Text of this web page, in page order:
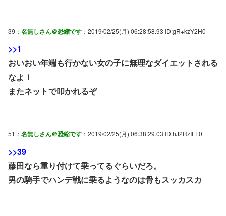
39： 名無しさん＠恐縮です ：2019/02/25(月) 06:28:58.93 ID:gR+kzY2H0
>>1
おいおい年端も行かない女の子に無理なダイエットされる
なよ！
またネットで叩かれるぞ
51： 名無しさん＠恐縮です ：2019/02/25(月) 06:38:29.03 ID:hJ2RzIFF0
>>39
藤田なら重り付けて乗ってるぐらいだろ。
男の騎手でハンデ戦に乗るようなのは骨もスッカスカ